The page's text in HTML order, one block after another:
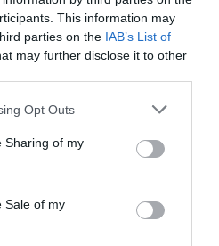
This information may
parties on the IAB’s List of
may further disclose it to other
Opt Outs
Sharing of my
Sale of my
de la impostora", continúa.